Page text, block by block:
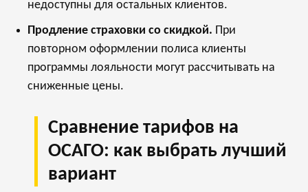
недоступны для остальных клиентов.
Продление страховки со скидкой. При
повторном оформлении полиса клиенты
программы лояльности могут рассчитывать на
сниженные цены.
Сравнение тарифов на
ОСАГО: как выбрать лучший
вариант